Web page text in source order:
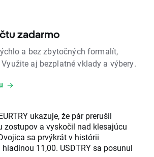
zadarmo
a bez zbytočných formalít,
aj bezplatné vklady a výbery.
ukazuje, že pár prerušil
zostupov a vyskočil nad klesajúcu
sa prvýkrát v histórii
11,00. USDTRY sa posunul